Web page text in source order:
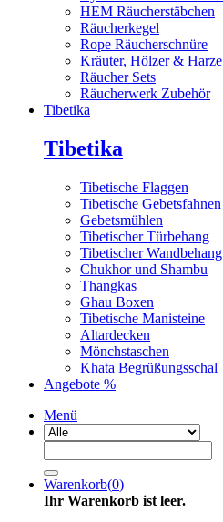
HEM Räucherstäbchen
Räucherkegel
Rope Räucherschnüre
Kräuter, Hölzer & Harze
Räucher Sets
Räucherwerk Zubehör
Tibetika
Tibetika
Tibetische Flaggen
Tibetische Gebetsfahnen
Gebetsmühlen
Tibetischer Türbehang
Tibetischer Wandbehang
Chukhor und Shambu
Thangkas
Ghau Boxen
Tibetische Manisteine
Altardecken
Mönchstaschen
Khata Begrüßungsschal
Angebote %
Menü
Warenkorb(0)
Ihr Warenkorb ist leer.